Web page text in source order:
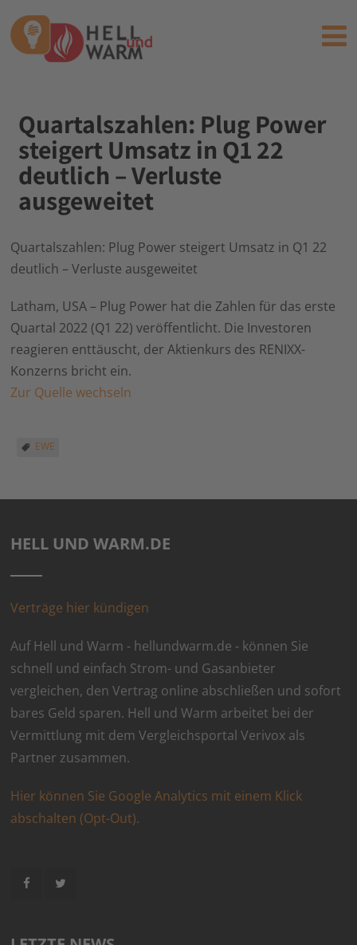
Quartalszahlen: Plug Power
steigert Umsatz in Q1 22
deutlich – Verluste
ausgeweitet
Quartalszahlen: Plug Power steigert Umsatz in Q1 22
deutlich – Verluste ausgeweitet
Latham, USA – Plug Power hat die Zahlen für das erste
Quartal 2022 (Q1 22) veröffentlicht. Die Investoren
reagieren enttäuscht, der Aktienkurs des RENIXX-
Konzerns bricht ein.
Zur Quelle wechseln
EWE
HELL UND WARM.DE
Verträge hier kündigen
Auf Hell und Warm - hellundwarm.de - können Sie
schnell und einfach Strom- und Gasanbieter
vergleichen, den Vertrag online abschließen und sofort
bares Geld sparen. Hell und Warm arbeitet bei der
Vermittlung mit dem Vergleichsportal Verivox als
Partner zusammen.
Hier können Sie Google Analytics mit einem Klick
abschalten (Opt-Out).